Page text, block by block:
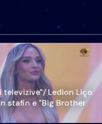
televizive"/ Ledion Liço
stafin e "Big Brother